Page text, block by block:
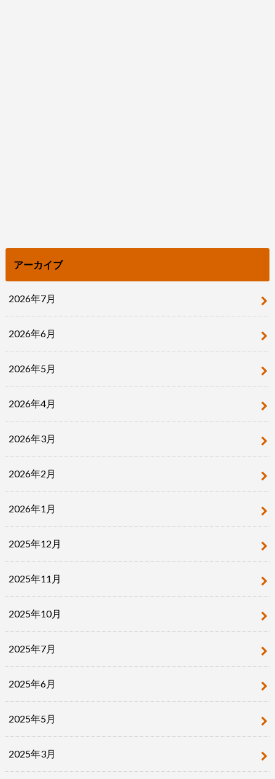
アーカイブ
2026年7月
2026年6月
2026年5月
2026年4月
2026年3月
2026年2月
2026年1月
2025年12月
2025年11月
2025年10月
2025年7月
2025年6月
2025年5月
2025年3月